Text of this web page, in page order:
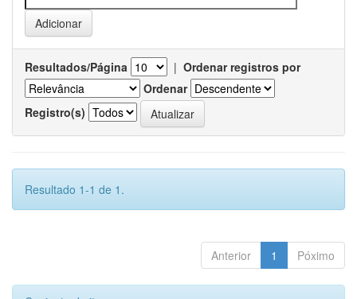
Resultados/Página | Ordenar registros por
Ordenar
Registro(s)
Resultado 1-1 de 1.
Anterior 1 Póximo